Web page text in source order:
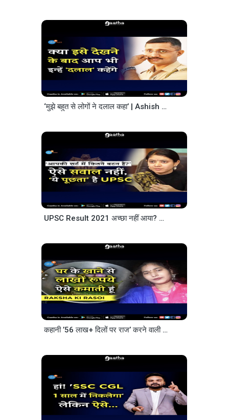
‘मुझे बहुत से लोगों ने दलाल कहा’ | Ashish Kumar Mishra | Josh Talks Hindi
UPSC Result 2021 अच्छा नहीं आया? अब ये करना
कहानी ’56 लाख+ दिलों पर राज’ करने वाली बुंदेलखंडी @Raksha ki Rasoi की